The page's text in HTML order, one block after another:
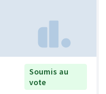
Soumis au
vote